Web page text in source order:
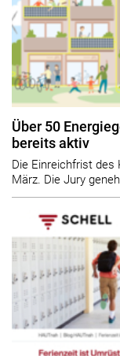
Über 50
bereits aktiv
Die Einreichfrist des
März. Die Jury